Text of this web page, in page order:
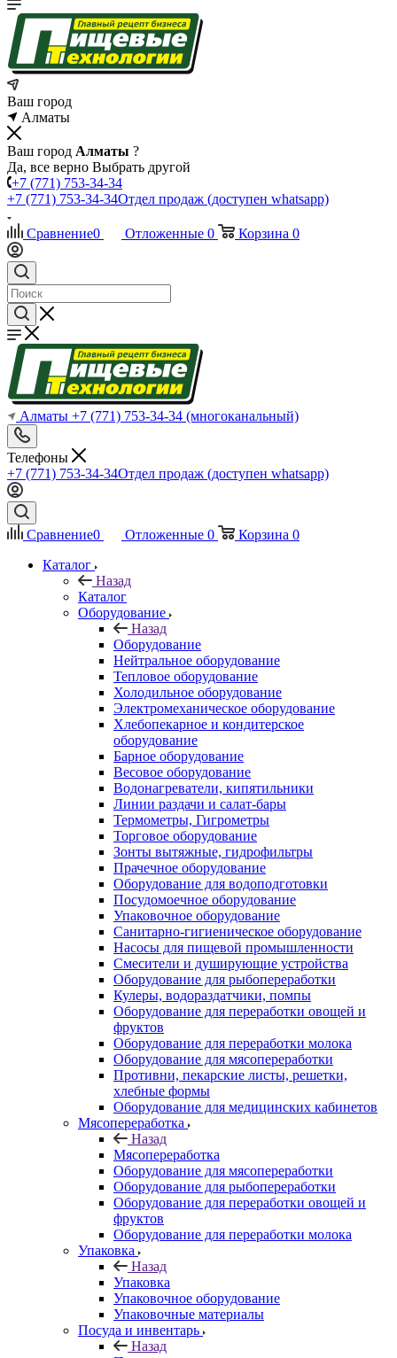
Ваш город
Алматы
Ваш город Алматы ?
Да, все верно Выбрать другой
+7 (771) 753-34-34
+7 (771) 753-34-34Отдел продаж (доступен whatsapp)
Сравнение0 Отложенные 0 Корзина 0
Алматы +7 (771) 753-34-34 (многоканальный)
Телефоны
+7 (771) 753-34-34Отдел продаж (доступен whatsapp)
Сравнение0 Отложенные 0 Корзина 0
Каталог
Назад
Каталог
Оборудование
Назад
Оборудование
Нейтральное оборудование
Тепловое оборудование
Холодильное оборудование
Электромеханическое оборудование
Хлебопекарное и кондитерское
оборудование
Барное оборудование
Весовое оборудование
Водонагреватели, кипятильники
Линии раздачи и салат-бары
Термометры, Гигрометры
Торговое оборудование
Зонты вытяжные, гидрофильтры
Прачечное оборудование
Оборудование для водоподготовки
Посудомоечное оборудование
Упаковочное оборудование
Санитарно-гигиеническое оборудование
Насосы для пищевой промышленности
Смесители и душирующие устройства
Оборудование для рыбопереработки
Кулеры, водораздатчики, помпы
Оборудование для переработки овощей и
фруктов
Оборудование для переработки молока
Оборудование для мясопереработки
Противни, пекарские листы, решетки,
хлебные формы
Оборудование для медицинских кабинетов
Мясопереработка
Назад
Мясопереработка
Оборудование для мясопереработки
Оборудование для рыбопереработки
Оборудование для переработки овощей и
фруктов
Оборудование для переработки молока
Упаковка
Назад
Упаковка
Упаковочное оборудование
Упаковочные материалы
Посуда и инвентарь
Назад